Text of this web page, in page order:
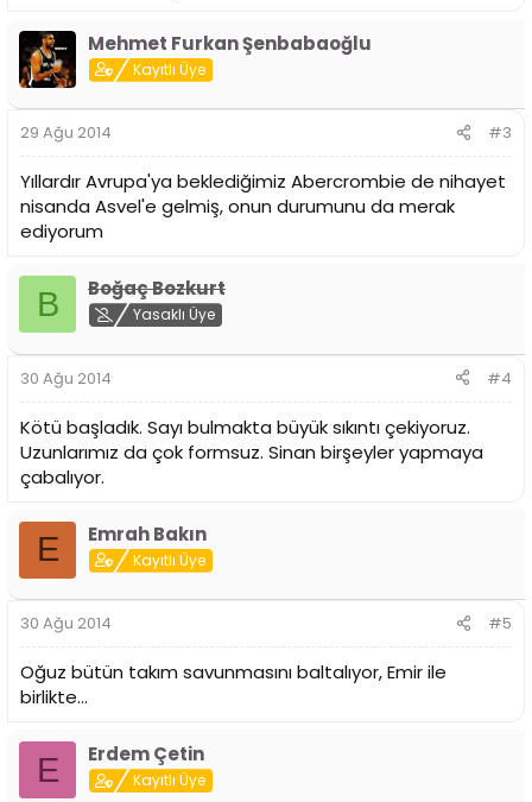
Mehmet Furkan Şenbabaoğlu
Kayıtlı Üye
29 Ağu 2014 #3
Yıllardır Avrupa'ya beklediğimiz Abercrombie de nihayet
nisanda Asvel'e gelmiş, onun durumunu da merak
ediyorum
B Boğaç Bozkurt
Yasaklı Üye
30 Ağu 2014 #4
Kötü başladık. Sayı bulmakta büyük sıkıntı çekiyoruz.
Uzunlarımız da çok formsuz. Sinan birşeyler yapmaya
çabalıyor.
E Emrah Bakın
Kayıtlı Üye
30 Ağu 2014 #5
Oğuz bütün takım savunmasını baltalıyor, Emir ile
birlikte...
E Erdem Çetin
Kayıtlı Üye